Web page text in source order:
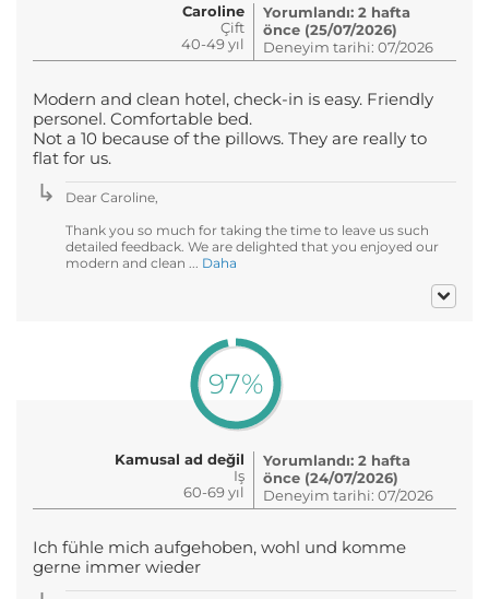
Caroline
Çift
40-49 yıl
Yorumlandı: 2 hafta
önce (25/07/2026)
Deneyim tarihi: 07/2026
Modern and clean hotel, check-in is easy. Friendly
personel. Comfortable bed.
Not a 10 because of the pillows. They are really to
flat for us.
Dear Caroline,
Thank you so much for taking the time to leave us such
detailed feedback. We are delighted that you enjoyed our
modern and clean ... Daha
97%
Kamusal ad değil
Iş
60-69 yıl
Yorumlandı: 2 hafta
önce (24/07/2026)
Deneyim tarihi: 07/2026
Ich fühle mich aufgehoben, wohl und komme
gerne immer wieder